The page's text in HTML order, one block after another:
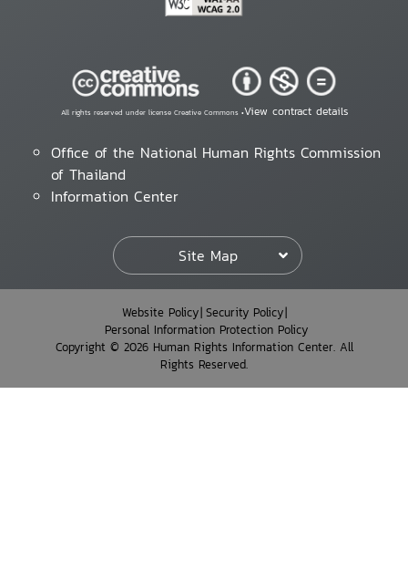
All rights reserved under license Creative Commons •View contract details
Office of the National Human Rights Commission
of Thailand
Information Center
Site Map
Website Policy Security Policy
Personal Information Protection Policy
Copyright © 2026 Human Rights Information Center. All
Rights Reserved.